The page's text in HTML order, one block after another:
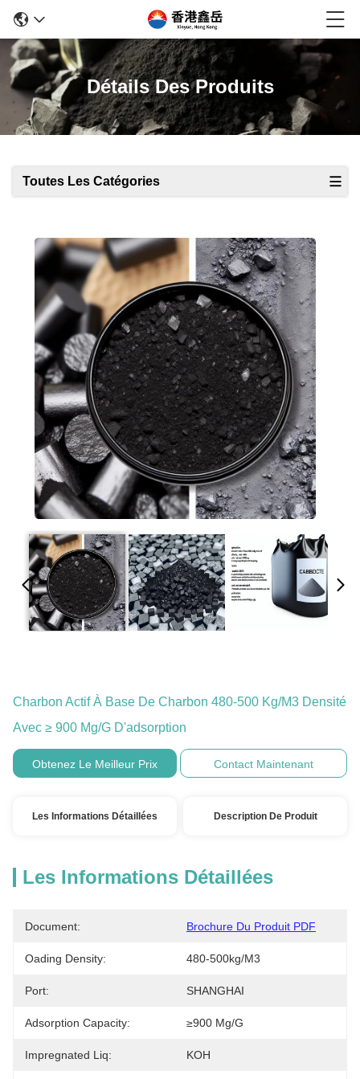
Détails Des Produits
Toutes Les Catégories
Charbon Actif À Base De Charbon 480-500 Kg/m3 Densité
Avec ≥ 900 Mg/g D'adsorption
Obtenez Le Meilleur Prix Contact Maintenant
Les Informations Détaillées Description De Produit
Les Informations Détaillées
Document: Brochure Du Produit PDF
Oading Density: 480-500kg/m3
Port: SHANGHAI
Adsorption Capacity: ≥900 Mg/g
Impregnated Liq: KOH